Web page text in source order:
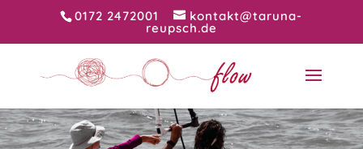
0172 2472001 kontakt@taruna-
reupsch.de